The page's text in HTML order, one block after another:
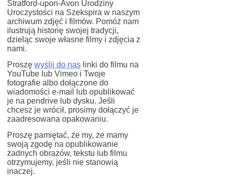
Stratford-upon-Avon Urodziny
Uroczystości na Szekspira w naszym
archiwum zdjęć i filmów. Pomóż nam
ilustrują historię swojej tradycji,
dzieląc swoje własne filmy i zdjęcia z
nami.
Proszę wyślij do nas linki do filmu na
YouTube lub Vimeo i Twoje
fotografie albo dołączone do
wiadomości e-mail lub opublikować
je na pendrive lub dysku. Jeśli
chcesz je wrócił, prosimy dołączyć je
zaadresowana opakowaniu.
Proszę pamiętać, że my, że mamy
swoją zgodę na opublikowanie
żadnych obrazów, tekstu lub filmu
otrzymujemy, jeśli nie stanowią
inaczej.